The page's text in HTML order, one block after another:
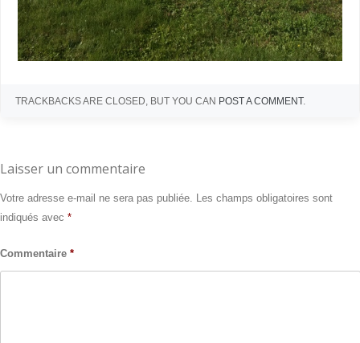
TRACKBACKS ARE CLOSED, BUT YOU CAN POST A COMMENT.
Laisser un commentaire
Votre adresse e-mail ne sera pas publiée. Les champs obligatoires sont
indiqués avec *
Commentaire *